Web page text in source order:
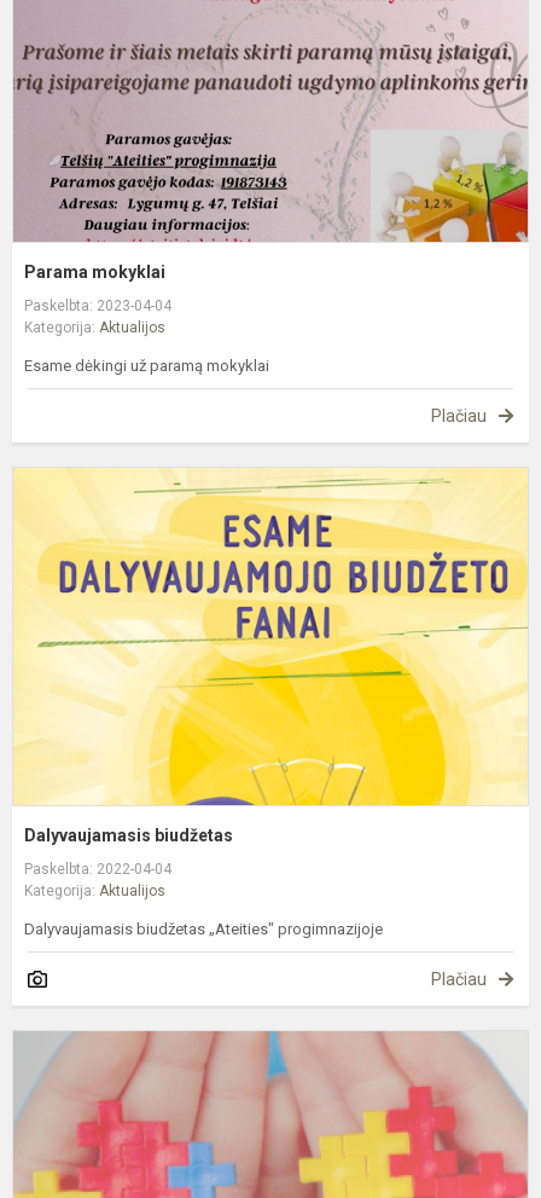
Parama mokyklai
Paskelbta: 2023-04-04
Kategorija: Aktualijos
Esame dėkingi už paramą mokyklai
Plačiau
Dalyvaujamasis biudžetas
Paskelbta: 2022-04-04
Kategorija: Aktualijos
Dalyvaujamasis biudžetas „Ateities" progimnazijoje
Plačiau